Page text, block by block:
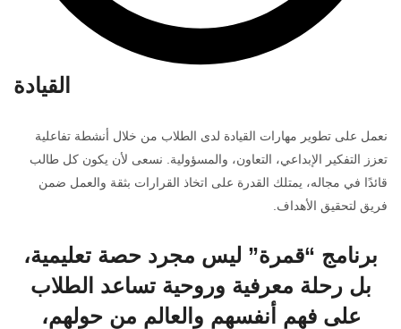
القيادة
نعمل على تطوير مهارات القيادة لدى الطلاب من خلال أنشطة تفاعلية
تعزز التفكير الإبداعي، التعاون، والمسؤولية. نسعى لأن يكون كل طالب
قائدًا في مجاله، يمتلك القدرة على اتخاذ القرارات بثقة والعمل ضمن
فريق لتحقيق الأهداف.
برنامج “قمرة” ليس مجرد حصة تعليمية،
بل رحلة معرفية وروحية تساعد الطلاب
على فهم أنفسهم والعالم من حولهم،